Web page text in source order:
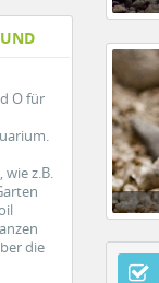
O für
z.B.
die